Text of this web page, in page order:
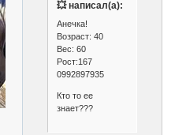
💥 написал(а):
Анечка!
Возраст: 40
Вес: 60
Рост:167
0992897935
Кто то ее
знает???